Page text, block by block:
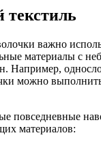
текстиль
важно
материалы с
Например,
можно
повседневные
материалов: